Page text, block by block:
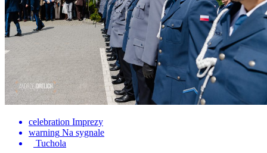
celebration Imprezy
warning Na sygnale
Tuchola